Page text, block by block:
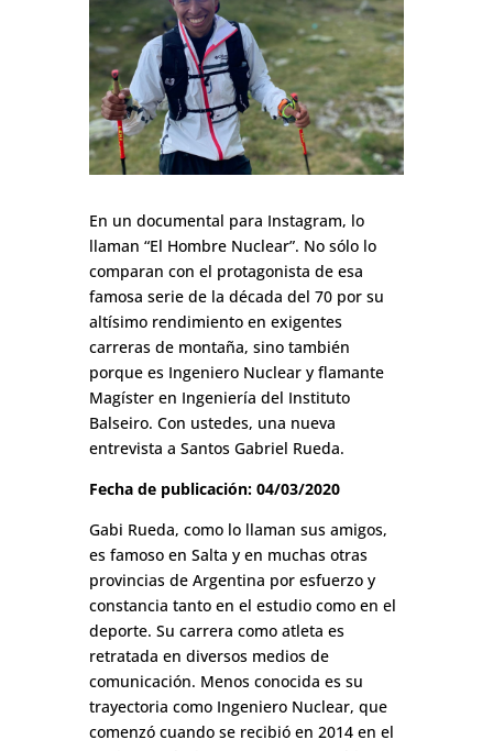
En un documental para Instagram, lo
llaman “El Hombre Nuclear”. No sólo lo
comparan con el protagonista de esa
famosa serie de la década del 70 por su
altísimo rendimiento en exigentes
carreras de montaña, sino también
porque es Ingeniero Nuclear y flamante
Magíster en Ingeniería del Instituto
Balseiro. Con ustedes, una nueva
entrevista a Santos Gabriel Rueda.
Fecha de publicación: 04/03/2020
Gabi Rueda, como lo llaman sus amigos,
es famoso en Salta y en muchas otras
provincias de Argentina por esfuerzo y
constancia tanto en el estudio como en el
deporte. Su carrera como atleta es
retratada en diversos medios de
comunicación. Menos conocida es su
trayectoria como Ingeniero Nuclear, que
comenzó cuando se recibió en 2014 en el